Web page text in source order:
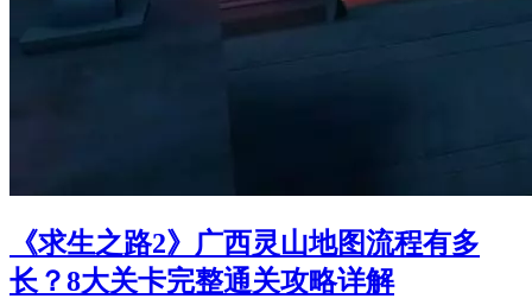
《求生之路2》广西灵山地图流程有多
长？8大关卡完整通关攻略详解